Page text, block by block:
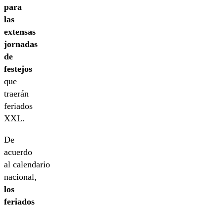
para
las
extensas
jornadas
de
festejos
que
traerán
feriados
XXL.
De
acuerdo
al calendario
nacional,
los
feriados